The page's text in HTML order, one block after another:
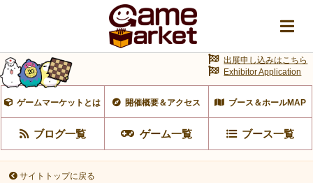
ゲームマーケットとは 開催概要＆アクセス ブース＆ホールMAP
ブログ一覧 ゲーム一覧 ブース一覧
出展申し込みはこちら
Exhibitor Application
サイトトップに戻る